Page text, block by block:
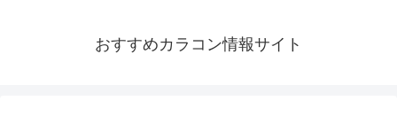
おすすめカラコン情報サイト